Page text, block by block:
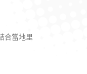
合當地里